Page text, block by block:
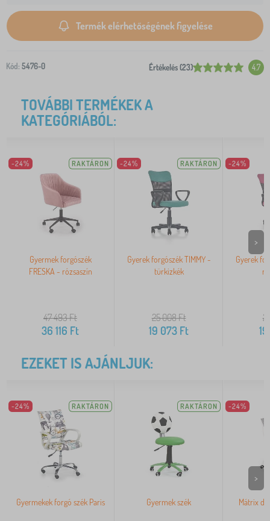
Termék elérhetőségének figyelése
Kód: 5476-0 Értékelés (23) 4.7
TOVÁBBI TERMÉKEK A
KATEGÓRIÁBÓL:
-24% RAKTÁRON
Gyermek forgószék
FRESKA - rózsaszín
47 493Ft
36 116 Ft
-24% RAKTÁRON
Gyerek forgószék TIMMY -
türkizkék
25 008Ft
19 073 Ft
-24%
Gyerek
>
EZEKET IS AJÁNLJUK:
-24% RAKTÁRON
Gyermekek forgó szék Paris
RAKTÁRON
Gyermek szék
-24%
Mátrix
>